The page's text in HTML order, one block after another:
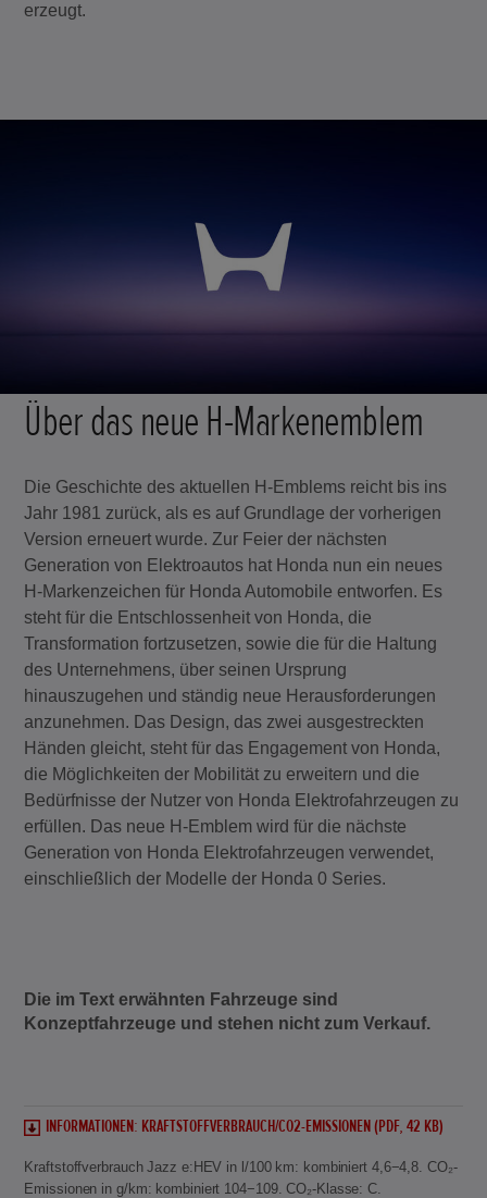
erzeugt.
Über das neue H-Markenemblem
Die Geschichte des aktuellen H-Emblems reicht bis ins
Jahr 1981 zurück, als es auf Grundlage der vorherigen
Version erneuert wurde. Zur Feier der nächsten
Generation von Elektroautos hat Honda nun ein neues
H-Markenzeichen für Honda Automobile entworfen. Es
steht für die Entschlossenheit von Honda, die
Transformation fortzusetzen, sowie die für die Haltung
des Unternehmens, über seinen Ursprung
hinauszugehen und ständig neue Herausforderungen
anzunehmen. Das Design, das zwei ausgestreckten
Händen gleicht, steht für das Engagement von Honda,
die Möglichkeiten der Mobilität zu erweitern und die
Bedürfnisse der Nutzer von Honda Elektrofahrzeugen zu
erfüllen. Das neue H-Emblem wird für die nächste
Generation von Honda Elektrofahrzeugen verwendet,
einschließlich der Modelle der Honda 0 Series.
Die im Text erwähnten Fahrzeuge sind
Konzeptfahrzeuge und stehen nicht zum Verkauf.
INFORMATIONEN: KRAFTSTOFFVERBRAUCH/CO2-EMISSIONEN (PDF, 42 KB)
Kraftstoffverbrauch Jazz e:HEV in l/100 km: kombiniert 4,6−4,8. CO₂-
Emissionen in g/km: kombiniert 104−109. CO₂-Klasse: C.